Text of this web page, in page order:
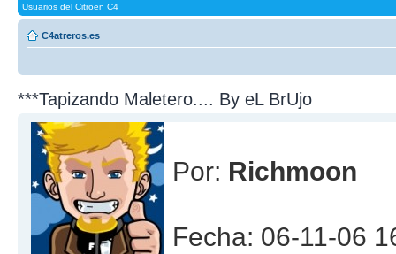
Usuarios del Citroën C4
C4atreros.es
***Tapizando Maletero.... By eL BrUjo
Por: Richmoon
Fecha: 06-11-06